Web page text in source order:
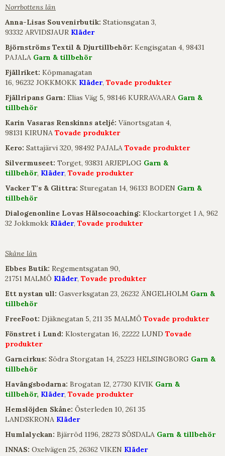
Norrbottens län
Anna-Lisas Souvenirbutik: Stationsgatan 3,
93332 ARVIDSJAUR Kläder
Björnströms Textil & Djurtillbehör: Kengisgatan 4, 98431
PAJALA Garn & tillbehör
Fjällriket: Köpmanagatan
16, 96232 JOKKMOKK Kläder, Tovade produkter
Fjällripans Garn: Elias Väg 5, 98146 KURRAVAARA Garn &
tillbehör
Karin Vasaras Renskinns ateljé: Vänortsgatan 4,
98131 KIRUNA Tovade produkter
Kero: Sattajärvi 320, 98492 PAJALA Tovade produkter
Silvermuseet: Torget, 93831 ARJEPLOG Garn &
tillbehör, Kläder, Tovade produkter
Vacker T's & Glittra: Sturegatan 14, 96133 BODEN Garn &
tillbehör
Dialogenonline Lovas Hälsocoaching: Klockartorget 1 A, 962
32 Jokkmokk Kläder, Tovade produkter
Skåne län
Ebbes Butik: Regementsgatan 90,
21751 MALMÖ Kläder, Tovade produkter
Ett nystan ull: Gasverksgatan 23, 26232 ÄNGELHOLM Garn &
tillbehör
FreeFoot: Djäknegatan 5, 211 35 MALMÖ Tovade produkter
Fönstret i Lund: Klostergatan 16, 22222 LUND Tovade
produkter
Garncirkus: Södra Storgatan 14, 25223 HELSINGBORG Garn &
tillbehör
Havängsbodarna: Brogatan 12, 27730 KIVIK Garn &
tillbehör, Kläder, Tovade produkter
Hemslöjden Skåne: Österleden 10, 261 35
LANDSKRONA Kläder
Humlalyckan: Bjärröd 1196, 28273 SÖSDALA Garn & tillbehör
INNAS: Oxelvägen 25, 26362 VIKEN Kläder